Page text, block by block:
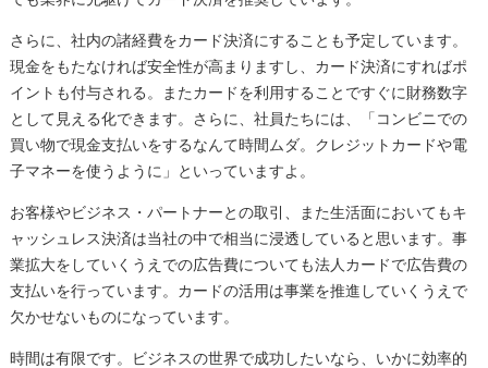
さらに、社内の諸経費をカード決済にすることも予定しています。
現金をもたなければ安全性が高まりますし、カード決済にすればポ
イントも付与される。またカードを利用することですぐに財務数字
として見える化できます。さらに、社員たちには、「コンビニでの
買い物で現金支払いをするなんて時間ムダ。クレジットカードや電
子マネーを使うように」といっていますよ。
お客様やビジネス・パートナーとの取引、また生活面においてもキ
ャッシュレス決済は当社の中で相当に浸透していると思います。事
業拡大をしていくうえでの広告費についても法人カードで広告費の
支払いを行っています。カードの活用は事業を推進していくうえで
欠かせないものになっています。
時間は有限です。ビジネスの世界で成功したいなら、いかに効率的